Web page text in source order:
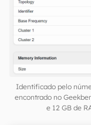
Identificado pelo
encontrado no
e 12 GB de